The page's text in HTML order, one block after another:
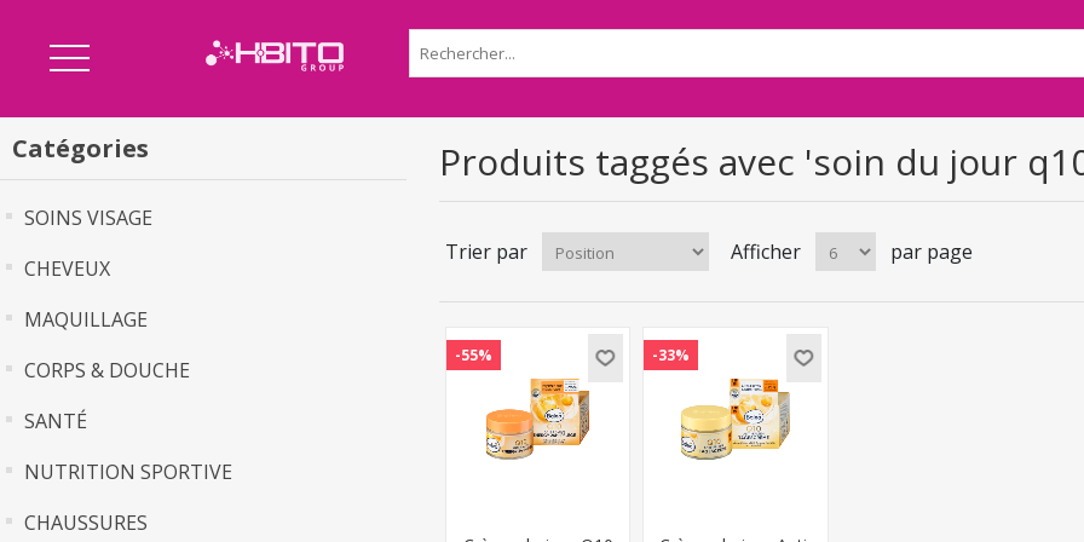
Catégories
SOINS VISAGE
CHEVEUX
MAQUILLAGE
CORPS & DOUCHE
SANTÉ
NUTRITION SPORTIVE
CHAUSSURES
Produits taggés avec 'soin du jour
Trier par Afficher par page
-55% -33%